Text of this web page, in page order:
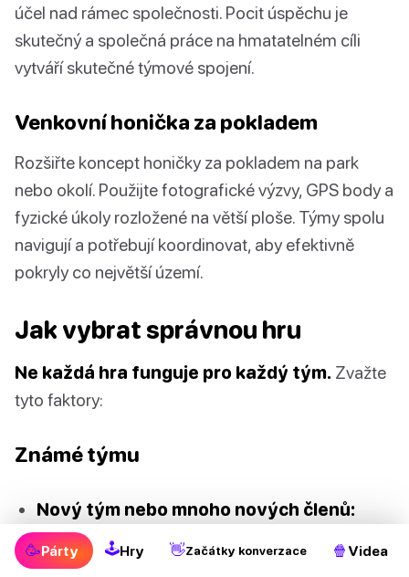
účel nad rámec společnosti. Pocit úspěchu je
skutečný a společná práce na hmatatelném cíli
vytváří skutečné týmové spojení.
Venkovní honička za pokladem
Rozšiřte koncept honičky za pokladem na park
nebo okolí. Použijte fotografické výzvy, GPS body a
fyzické úkoly rozložené na větší ploše. Týmy spolu
navigují a potřebují koordinovat, aby efektivně
pokryly co největší území.
Jak vybrat správnou hru
Ne každá hra funguje pro každý tým. Zvažte
tyto faktory:
Známé týmu
Nový tým nebo mnoho nových členů:
Začněte s ledolamy, jako jsou Dvě pravdy a
jedna lež. Vyhněte se čemukoli, co vyžaduje
🥳Párty 🕹Hry 👋Začátky konverzace 🍿 Videa